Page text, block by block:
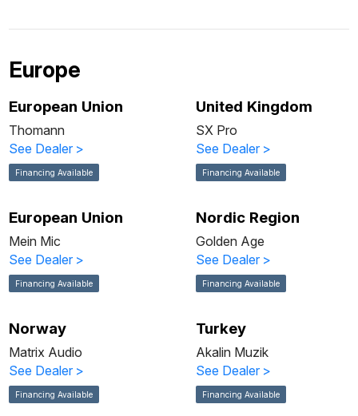
Europe
European Union
Thomann
See Dealer >
Financing Available
United Kingdom
SX Pro
See Dealer >
Financing Available
European Union
Mein Mic
See Dealer >
Financing Available
Nordic Region
Golden Age
See Dealer >
Financing Available
Norway
Matrix Audio
See Dealer >
Financing Available
Turkey
Akalin Muzik
See Dealer >
Financing Available